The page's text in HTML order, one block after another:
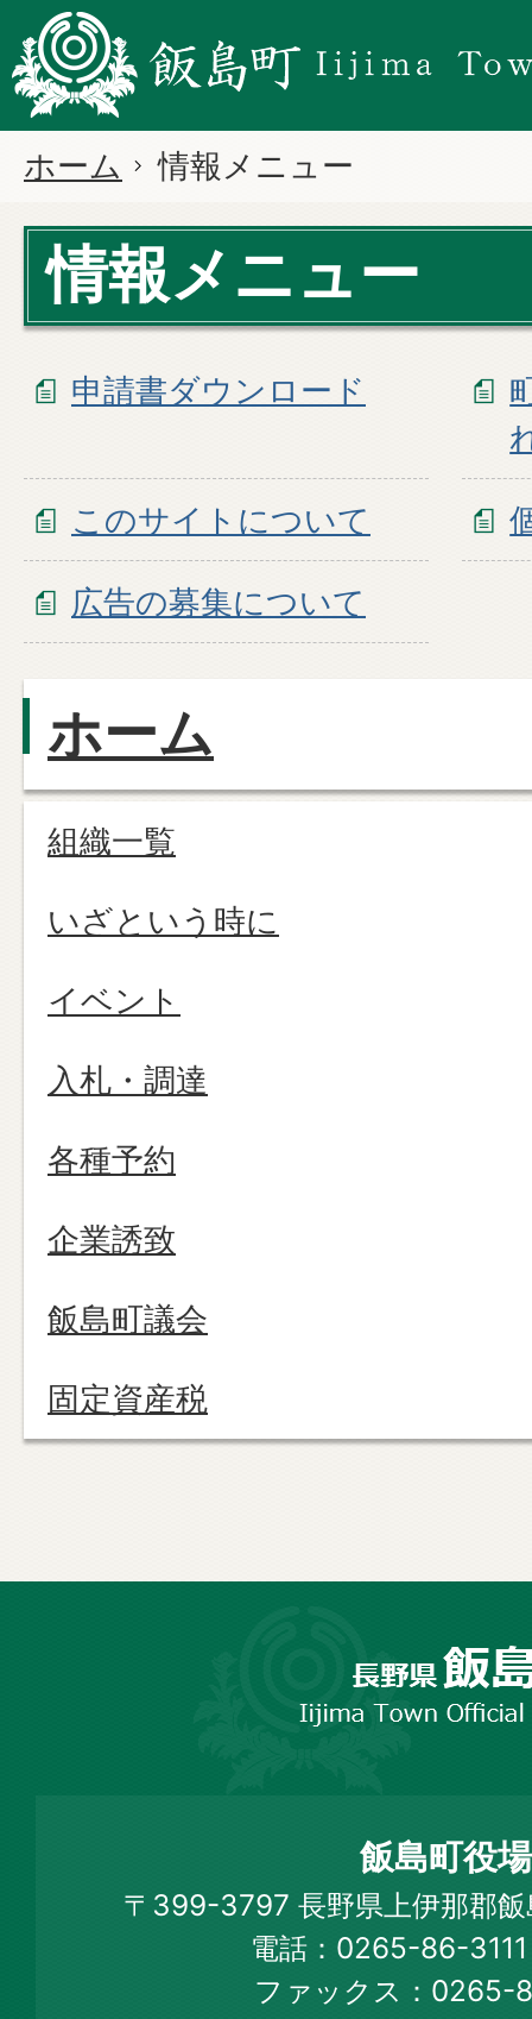
ホーム 情報メニュー
情報メニュー
申請書ダウンロード
このサイトについて
広告の募集について
ホーム
組織一覧
いざという時に
イベント
入札・調達
各種予約
企業誘致
飯島町議会
固定資産税
Town
Official
Web
飯島町役場
〒399-3797 長野県上伊那郡
電話：0265-86-
ファックス：0265-